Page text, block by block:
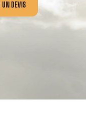
UN DEVIS